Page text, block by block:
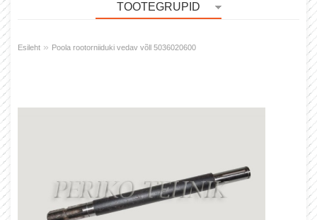
TOOTEGRUPID
Esileht » Poola rootorniiduki vedav võll 5036020600